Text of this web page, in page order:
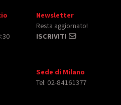
Newsletter
Resta aggiornato!
ISCRIVITI
Sede di Milano
Tel: 02-84161377